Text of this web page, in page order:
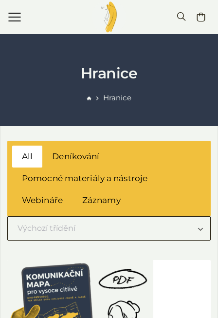
Hranice
Hranice
All Deníkování
Pomocné materiály a nástroje
Webináře Záznamy